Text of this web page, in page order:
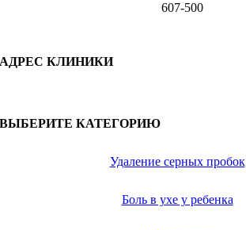
607-500
АДРЕС КЛИНИКИ
ВЫБЕРИТЕ КАТЕГОРИЮ
Удаление серных пробок
Боль в ухе у ребенка